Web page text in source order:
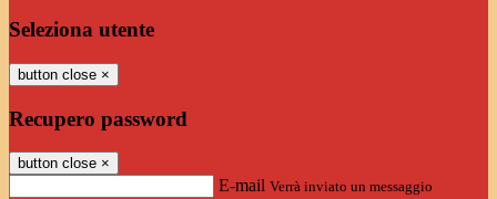
Seleziona utente
button close ×
Recupero password
button close ×
E-mail Verrà inviato un messaggio